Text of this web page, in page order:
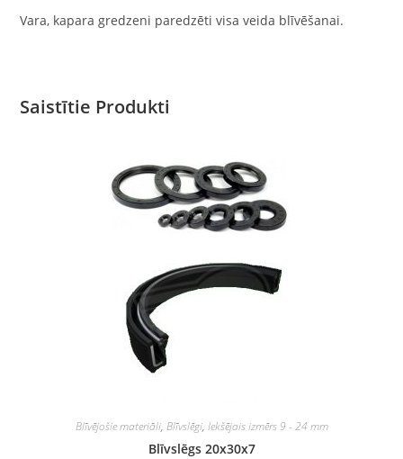
Vara, kapara gredzeni paredzēti visa veida blīvēšanai.
Saistītie Produkti
Blīvējošie materiāli, Blīvslēgi, Iekšējais izmērs 9 - 24 mm
Blīvslēgs 20x30x7